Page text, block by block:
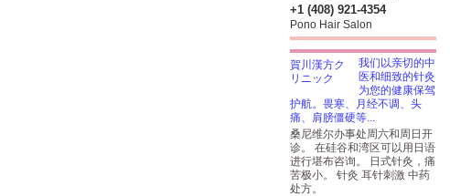
+1 (408) 921-4354
Pono Hair Salon
我们以亲切的中
医和细致的针灸
为您的健康保驾
护航。畏寒、月经不调、头
痛、肩膀僵硬等...
桑尼维尔办事处周六和周日开
诊。 在硅谷和湾区可以用日语
进行堪布咨询。 日式针灸，痛
苦极小。 针灸 耳针刺激 中药
处方。